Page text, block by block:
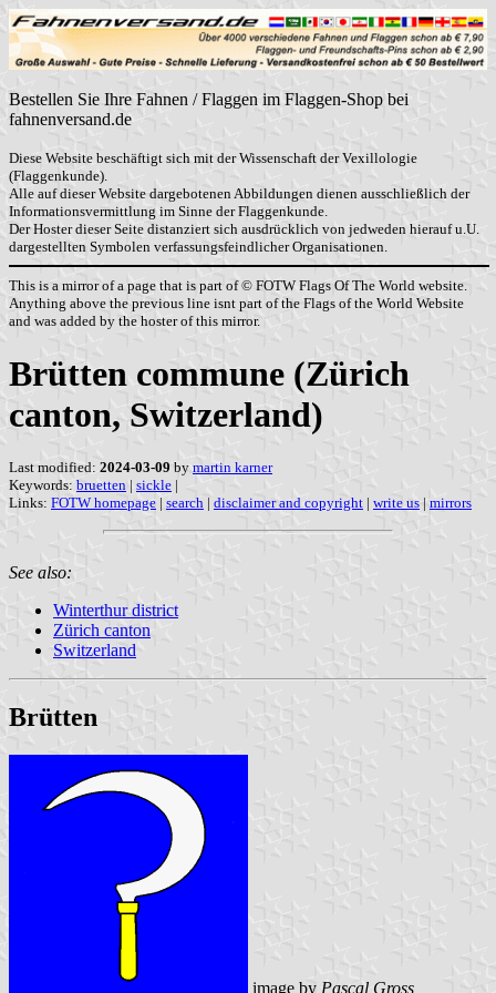
Bestellen Sie Ihre Fahnen / Flaggen im Flaggen-Shop bei
fahnenversand.de
Diese Website beschäftigt sich mit der Wissenschaft der Vexillologie
(Flaggenkunde).
Alle auf dieser Website dargebotenen Abbildungen dienen ausschließlich der
Informationsvermittlung im Sinne der Flaggenkunde.
Der Hoster dieser Seite distanziert sich ausdrücklich von jedweden hierauf u.U.
dargestellten Symbolen verfassungsfeindlicher Organisationen.
This is a mirror of a page that is part of © FOTW Flags Of The World website.
Anything above the previous line isnt part of the Flags of the World Website
and was added by the hoster of this mirror.
Brütten commune (Zürich
canton, Switzerland)
Last modified: 2024-03-09 by martin karner
Keywords: bruetten | sickle |
Links: FOTW homepage | search | disclaimer and copyright | write us | mirrors
See also:
Winterthur district
Zürich canton
Switzerland
Brütten
image by Pascal Gross